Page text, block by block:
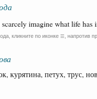
imagine what life has
кликните по иконке ☰, напротив
курятина, петух, трус,